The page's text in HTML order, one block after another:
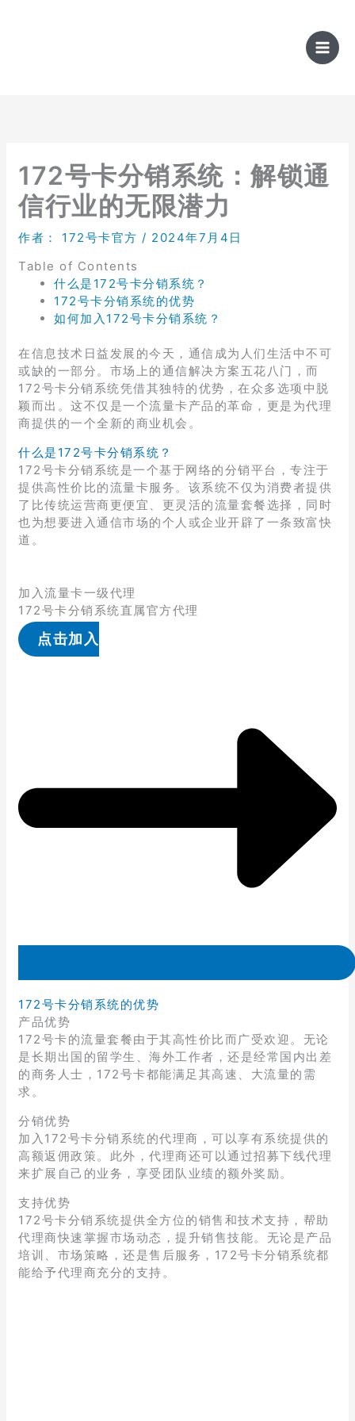
172号卡分销系统：解锁通
信行业的无限潜力
作者： 172号卡官方 / 2024年7月4日
Table of Contents
什么是172号卡分销系统？
172号卡分销系统的优势
如何加入172号卡分销系统？
在信息技术日益发展的今天，通信成为人们生活中不可
或缺的一部分。市场上的通信解决方案五花八门，而
172号卡分销系统凭借其独特的优势，在众多选项中脱
颖而出。这不仅是一个流量卡产品的革命，更是为代理
商提供的一个全新的商业机会。
什么是172号卡分销系统？
172号卡分销系统是一个基于网络的分销平台，专注于
提供高性价比的流量卡服务。该系统不仅为消费者提供
了比传统运营商更便宜、更灵活的流量套餐选择，同时
也为想要进入通信市场的个人或企业开辟了一条致富快
道。
加入流量卡一级代理
172号卡分销系统直属官方代理
点击加入
172号卡分销系统的优势
产品优势
172号卡的流量套餐由于其高性价比而广受欢迎。无论
是长期出国的留学生、海外工作者，还是经常国内出差
的商务人士，172号卡都能满足其高速、大流量的需
求。
分销优势
加入172号卡分销系统的代理商，可以享有系统提供的
高额返佣政策。此外，代理商还可以通过招募下线代理
来扩展自己的业务，享受团队业绩的额外奖励。
支持优势
172号卡分销系统提供全方位的销售和技术支持，帮助
代理商快速掌握市场动态，提升销售技能。无论是产品
培训、市场策略，还是售后服务，172号卡分销系统都
能给予代理商充分的支持。